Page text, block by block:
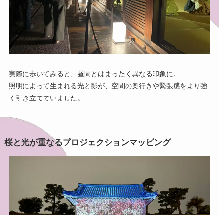
実際に歩いてみると、昼間とはまったく異なる印象に。
照明によって生まれる光と影が、空間の奥行きや緊張感をより強
く引き立てていました。
桜と光が重なるプロジェクションマッピング